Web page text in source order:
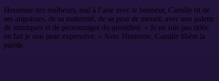
Heureuse des malheurs, mal à l’aise avec le bonheur, Camille rit de
ses angoisses, de sa maternité, de sa peur de mourir, avec une palette
de mimiques et de personnages du quotidien. « Je ne suis pas ridée
en fait je suis juste expressive. » Avec Heureuse, Camille libère la
parole.